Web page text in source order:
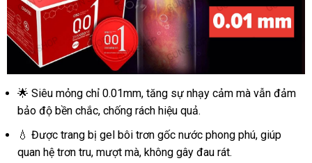
mới
nhất
Nhập
sỉ
cao
su
🌟 Siêu mỏng chỉ 0.01mm, tăng sự nhạy cảm mà vẫn đảm
bảo độ bền chắc, chống rách hiệu quả.
💧 Được trang bị gel bôi trơn gốc nước phong phú, giúp
quan hệ trơn tru, mượt mà, không gây đau rát.